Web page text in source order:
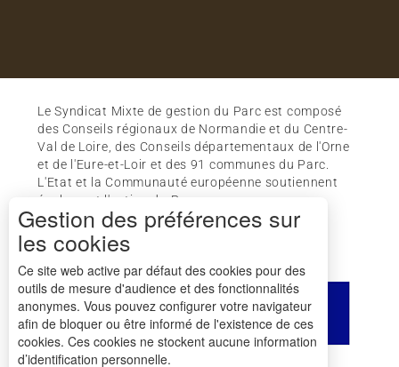
Le Syndicat Mixte de gestion du Parc est composé
des Conseils régionaux de Normandie et du Centre-
Val de Loire, des Conseils départementaux de l'Orne
et de l'Eure-et-Loir et des 91 communes du Parc.
L'Etat et la Communauté européenne soutiennent
également l'action du Parc.
Gestion des préférences sur
les cookies
Ce site web active par défaut des cookies pour des
outils de mesure d'audience et des fonctionnalités
anonymes. Vous pouvez configurer votre navigateur
afin de bloquer ou être informé de l'existence de ces
cookies. Ces cookies ne stockent aucune information
d’identification personnelle.